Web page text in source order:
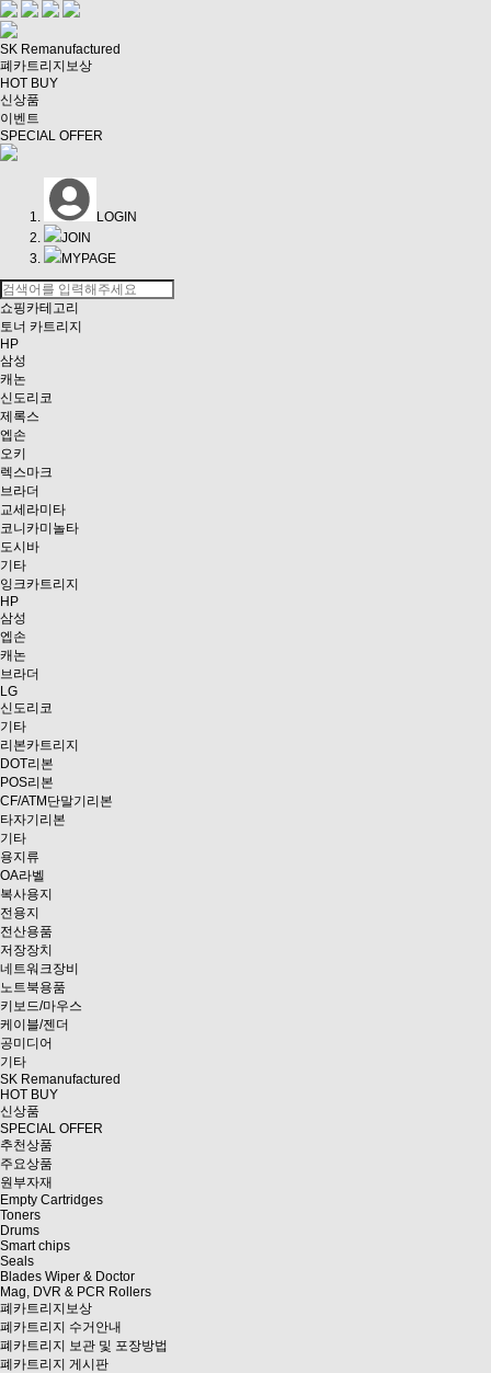
SK Remanufactured
폐카트리지보상
HOT BUY
신상품
이벤트
SPECIAL OFFER
LOGIN
JOIN
MYPAGE
쇼핑카테고리
토너 카트리지
HP
삼성
캐논
신도리코
제록스
엡손
오키
렉스마크
브라더
교세라미타
코니카미놀타
도시바
기타
잉크카트리지
HP
삼성
엡손
캐논
브라더
LG
신도리코
기타
리본카트리지
DOT리본
POS리본
CF/ATM단말기리본
타자기리본
기타
용지류
OA라벨
복사용지
전용지
전산용품
저장장치
네트워크장비
노트북용품
키보드/마우스
케이블/젠더
공미디어
기타
SK Remanufactured
HOT BUY
신상품
SPECIAL OFFER
추천상품
주요상품
원부자재
Empty Cartridges
Toners
Drums
Smart chips
Seals
Blades Wiper & Doctor
Mag, DVR & PCR Rollers
폐카트리지보상
폐카트리지 수거안내
폐카트리지 보관 및 포장방법
폐카트리지 게시판